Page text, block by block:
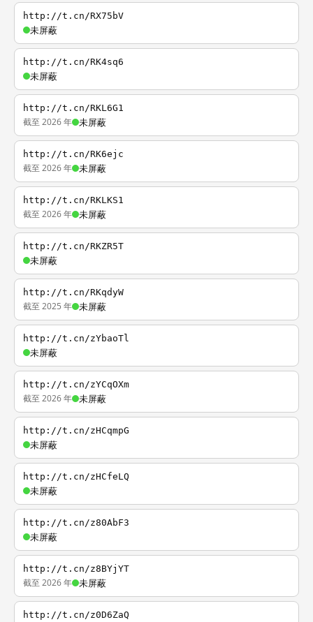
http://t.cn/RX75bV
未屏蔽
http://t.cn/RK4sq6
未屏蔽
http://t.cn/RKL6G1
截至 2026 年 未屏蔽
http://t.cn/RK6ejc
截至 2026 年 未屏蔽
http://t.cn/RKLKS1
截至 2026 年 未屏蔽
http://t.cn/RKZR5T
未屏蔽
http://t.cn/RKqdyW
截至 2025 年 未屏蔽
http://t.cn/zYbaoTl
未屏蔽
http://t.cn/zYCqOXm
截至 2026 年 未屏蔽
http://t.cn/zHCqmpG
未屏蔽
http://t.cn/zHCfeLQ
未屏蔽
http://t.cn/z80AbF3
未屏蔽
http://t.cn/z8BYjYT
截至 2026 年 未屏蔽
http://t.cn/z0D6ZaQ